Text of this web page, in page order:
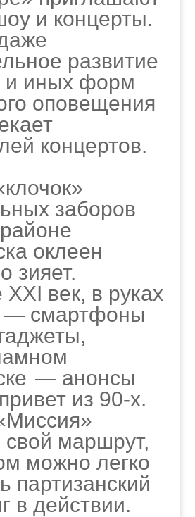
и концерты.
развитие
и иных форм
оповещения
концертов.
заборов
оклеен
зияет.
век, в руках
— смартфоны
— анонсы
из 90‑х.
свой маршрут,
можно легко
партизанский
в действии.